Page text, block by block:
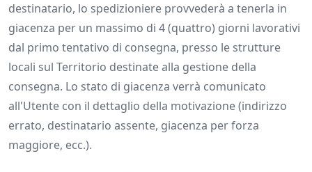
destinatario, lo spedizioniere provvederà a tenerla in
giacenza per un massimo di 4 (quattro) giorni lavorativi
dal primo tentativo di consegna, presso le strutture
locali sul Territorio destinate alla gestione della
consegna. Lo stato di giacenza verrà comunicato
all'Utente con il dettaglio della motivazione (indirizzo
errato, destinatario assente, giacenza per forza
maggiore, ecc.).